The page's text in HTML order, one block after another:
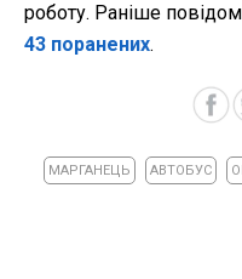
роботу. Раніше
43 поранених.
МАРГАНЕЦЬ АВТОБУС